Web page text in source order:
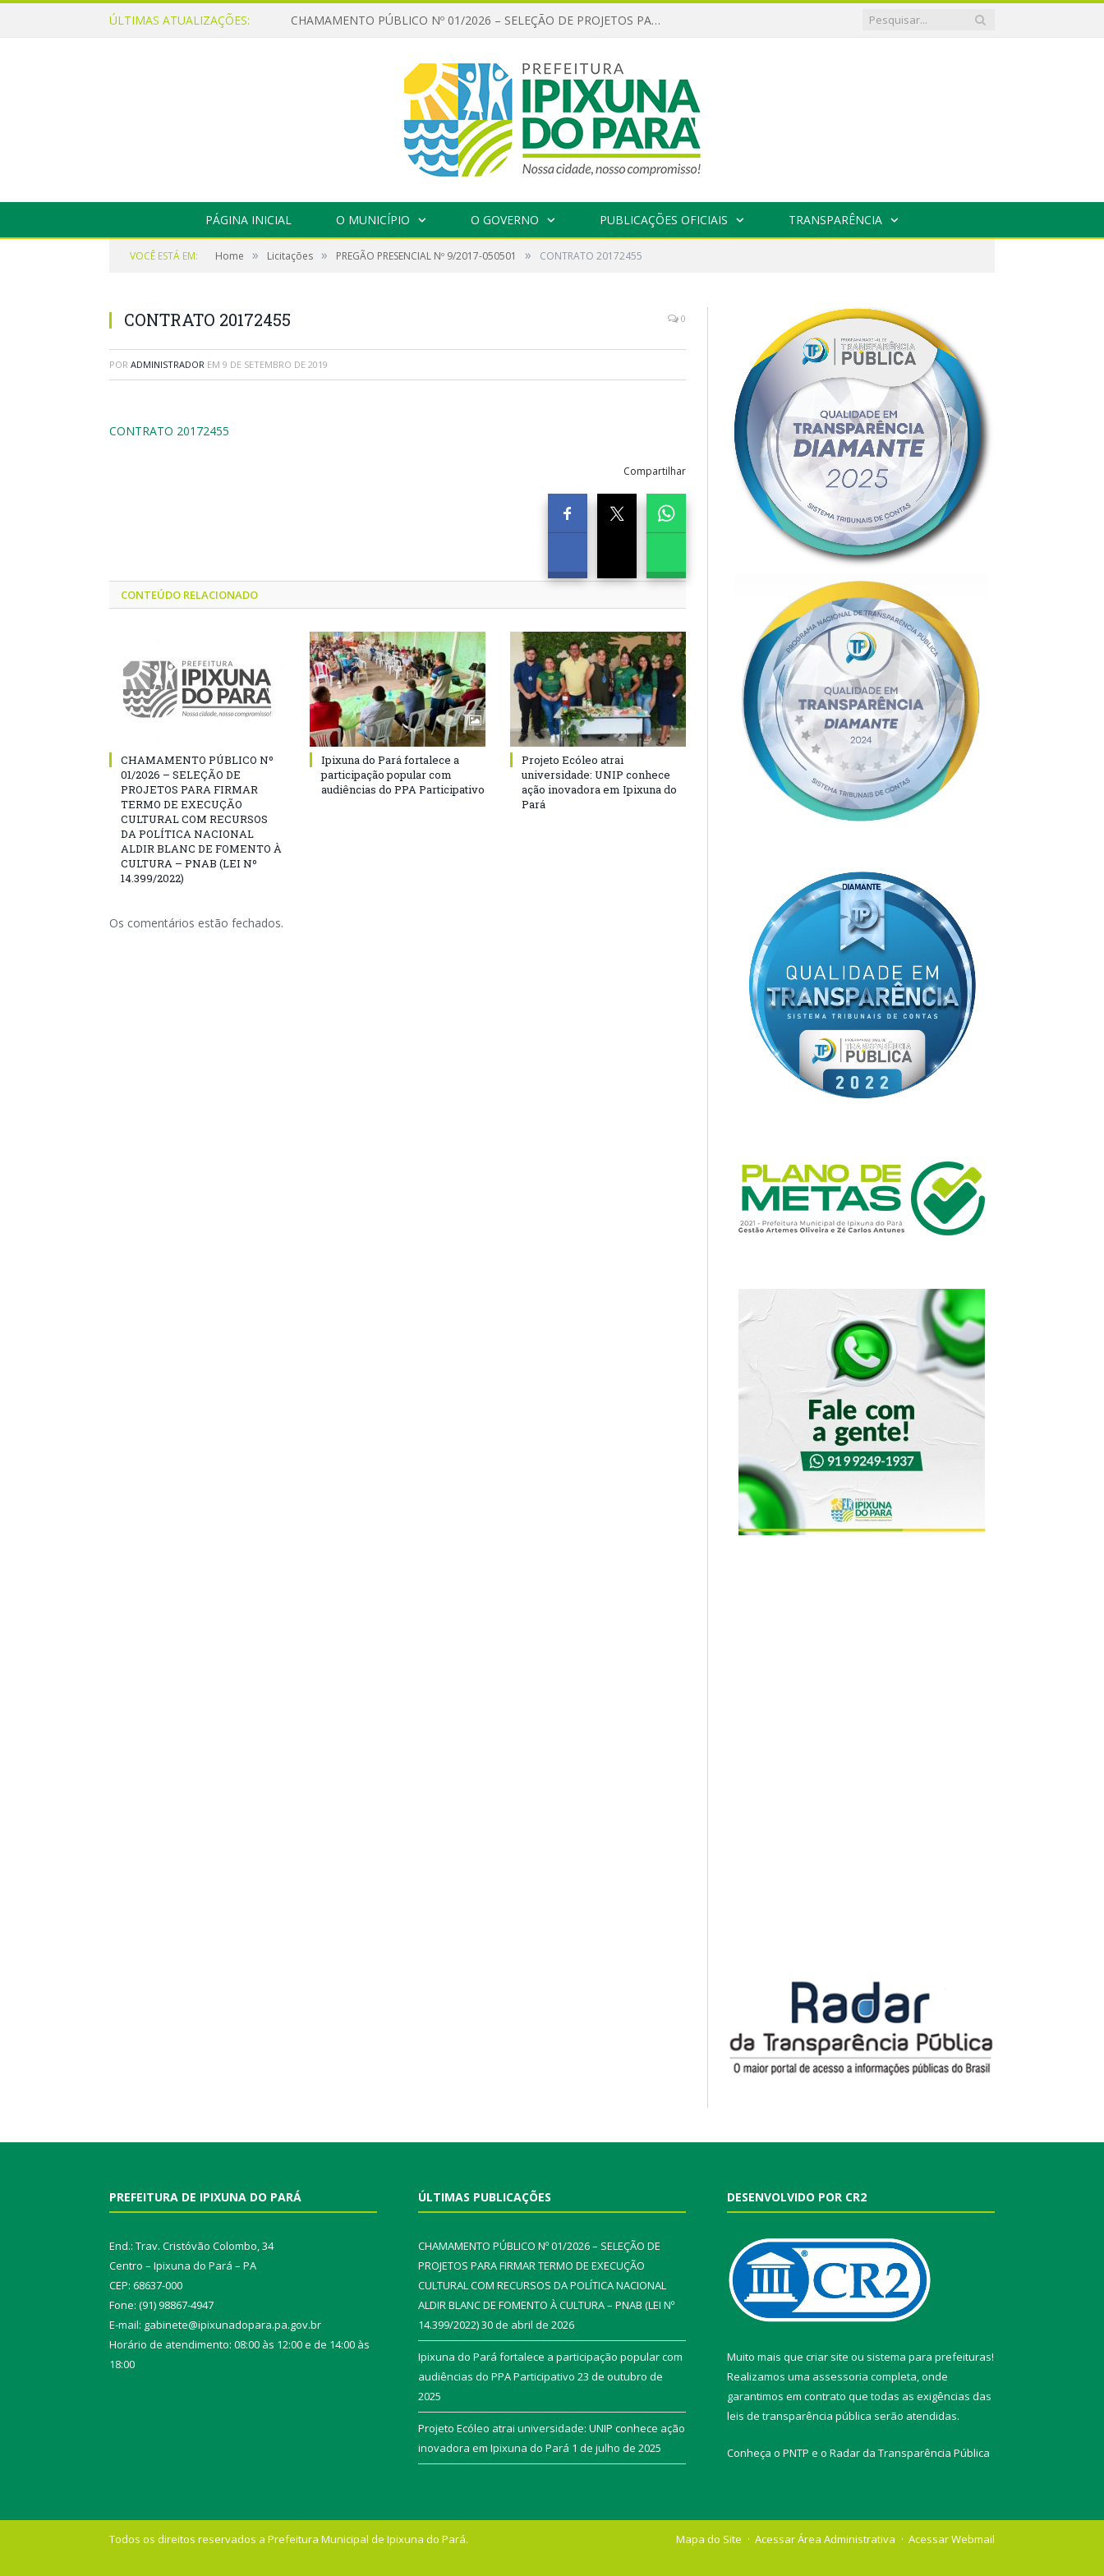
ÚLTIMAS ATUALIZAÇÕES: CHAMAMENTO PÚBLICO Nº 01/2026 – SELEÇÃO DE PROJETOS PARA FIRMAR TERMO DE EXECUÇÃO CULTURAL COM RECURSOS DA POLÍTICA NACIONAL ALDIR BLANC DE FOMENTO À CULTURA – PNAB (LEI Nº 14.399/2022)
PÁGINA INICIAL O MUNICÍPIO O GOVERNO PUBLICAÇÕES OFICIAIS TRANSPARÊNCIA
VOCÊ ESTÁ EM: Home » Licitações » PREGÃO PRESENCIAL Nº 9/2017-050501 » CONTRATO 20172455
CONTRATO 20172455 0
POR ADMINISTRADOR EM 9 DE SETEMBRO DE 2019
CONTRATO 20172455
Compartilhar
CONTEÚDO RELACIONADO
CHAMAMENTO PÚBLICO Nº
01/2026 – SELEÇÃO DE
PROJETOS PARA FIRMAR
TERMO DE EXECUÇÃO
CULTURAL COM RECURSOS
DA POLÍTICA NACIONAL
ALDIR BLANC DE FOMENTO À
CULTURA – PNAB (LEI Nº
14.399/2022)
Ipixuna do Pará fortalece a
participação popular com
audiências do PPA Participativo
Projeto Ecóleo atrai
universidade: UNIP conhece
ação inovadora em Ipixuna do
Pará
Os comentários estão fechados.
PREFEITURA DE IPIXUNA DO PARÁ
End.: Trav. Cristóvão Colombo, 34
Centro – Ipixuna do Pará – PA
CEP: 68637-000
Fone: (91) 98867-4947
E-mail: gabinete@ipixunadopara.pa.gov.br
Horário de atendimento: 08:00 às 12:00 e de 14:00 às
18:00
ÚLTIMAS PUBLICAÇÕES
CHAMAMENTO PÚBLICO Nº 01/2026 – SELEÇÃO DE
PROJETOS PARA FIRMAR TERMO DE EXECUÇÃO
CULTURAL COM RECURSOS DA POLÍTICA NACIONAL
ALDIR BLANC DE FOMENTO À CULTURA – PNAB (LEI Nº
14.399/2022)30 de abril de 2026
Ipixuna do Pará fortalece a participação popular com
audiências do PPA Participativo 23 de outubro de
2025
Projeto Ecóleo atrai universidade: UNIP conhece ação
inovadora em Ipixuna do Pará 1 de julho de 2025
DESENVOLVIDO POR CR2
Muito mais que criar site ou sistema para prefeituras!
Realizamos uma assessoria completa, onde
garantimos em contrato que todas as exigências das
leis de transparência pública serão atendidas.
Conheça o PNTP e o Radar da Transparência Pública
Todos os direitos reservados a Prefeitura Municipal de Ipixuna do Pará. Mapa do Site Acessar Área Administrativa Acessar Webmail